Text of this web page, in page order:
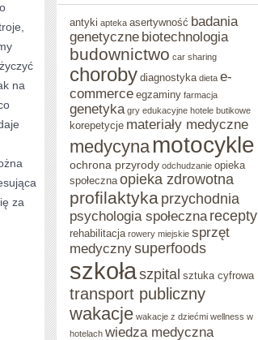
na
za
antyki apteka asertywność badania
genetyczne biotechnologia
budownictwo car sharing
choroby diagnostyka dieta e-
commerce egzaminy farmacja
genetyka gry edukacyjne hotele butikowe
korepetycje materiały medyczne
medycyna motocykle
ochrona przyrody odchudzanie opieka
społeczna opieka zdrowotna
profilaktyka przychodnia
psychologia społeczna recepty
rehabilitacja rowery miejskie sprzęt
medycznysuperfoods
szkołaszpital sztuka cyfrowa
transport publiczny
wakacje wakacje z dziećmi wellness w
hotelach wiedza medyczna